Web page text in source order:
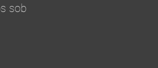
sob